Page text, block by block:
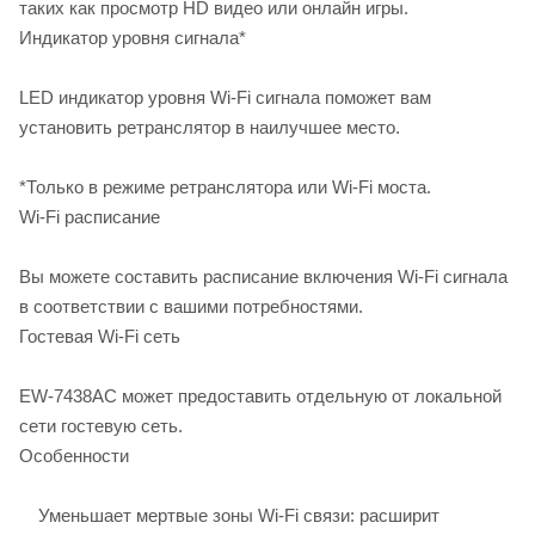
таких как просмотр HD видео или онлайн игры.
Индикатор уровня сигнала*
LED индикатор уровня Wi-Fi сигнала поможет вам
установить ретранслятор в наилучшее место.
*Только в режиме ретранслятора или Wi-Fi моста.
Wi-Fi расписание
Вы можете составить расписание включения Wi-Fi сигнала
в соответствии с вашими потребностями.
Гостевая Wi-Fi сеть
EW-7438AC может предоставить отдельную от локальной
сети гостевую сеть.
Особенности
Уменьшает мертвые зоны Wi-Fi связи: расширит